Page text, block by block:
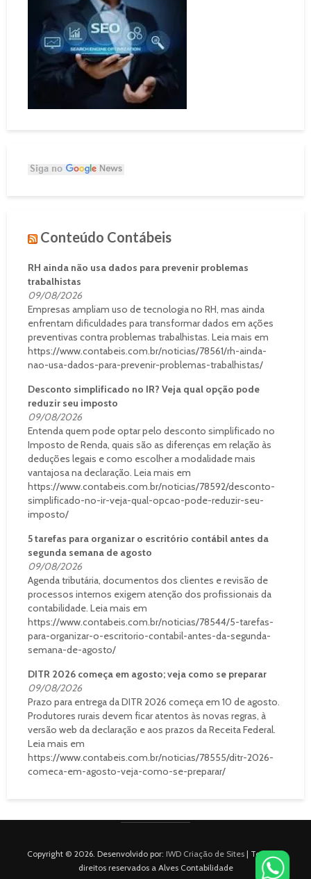
Conteúdo Contábeis
RH ainda não usa dados para prevenir problemas
trabalhistas
09/08/2026
Empresas ampliam uso de tecnologia no RH, mas ainda
enfrentam dificuldades para transformar dados em ações
preventivas contra problemas trabalhistas. Leia mais em
https://www.contabeis.com.br/noticias/78561/rh-ainda-
nao-usa-dados-para-prevenir-problemas-trabalhistas/
Desconto simplificado no IR? Veja qual opção pode
reduzir seu imposto
09/08/2026
Entenda quem pode optar pelo desconto simplificado no
Imposto de Renda, quais são as diferenças em relação às
deduções legais e como escolher a modalidade mais
vantajosa na declaração. Leia mais em
https://www.contabeis.com.br/noticias/78592/desconto-
simplificado-no-ir-veja-qual-opcao-pode-reduzir-seu-
imposto/
5 tarefas para organizar o escritório contábil antes da
segunda semana de agosto
09/08/2026
Agenda tributária, documentos dos clientes e revisão de
processos internos exigem atenção dos profissionais da
contabilidade. Leia mais em
https://www.contabeis.com.br/noticias/78544/5-tarefas-
para-organizar-o-escritorio-contabil-antes-da-segunda-
semana-de-agosto/
DITR 2026 começa em agosto; veja como se preparar
09/08/2026
Prazo para entrega da DITR 2026 começa em 10 de agosto.
Produtores rurais devem ficar atentos às novas regras, à
versão web da declaração e aos prazos da Receita Federal.
Leia mais em
https://www.contabeis.com.br/noticias/78555/ditr-2026-
comeca-em-agosto-veja-como-se-preparar/
Copyright © 2026. Desenvolvido por: IWD Criação de Sites | Todos os
direitos reservados a Alves Contabilidade